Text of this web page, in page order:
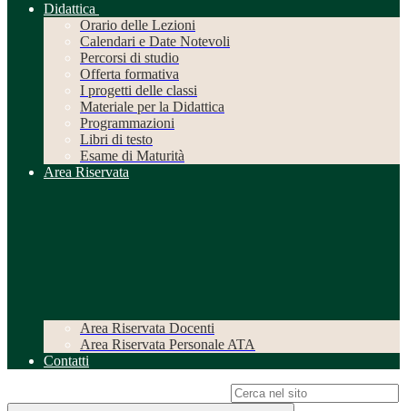
Didattica
Orario delle Lezioni
Calendari e Date Notevoli
Percorsi di studio
Offerta formativa
I progetti delle classi
Materiale per la Didattica
Programmazioni
Libri di testo
Esame di Maturità
Area Riservata
Area Riservata Docenti
Area Riservata Personale ATA
Contatti